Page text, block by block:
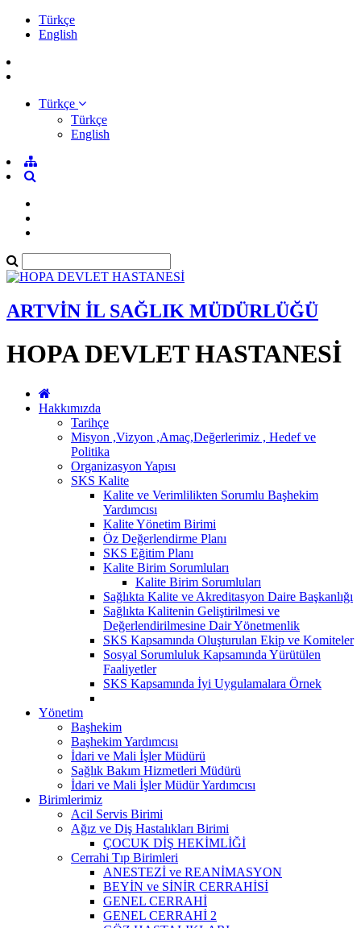
Türkçe
English
Türkçe
Türkçe
English
ARTVİN İL SAĞLIK MÜDÜRLÜĞÜ
HOPA DEVLET HASTANESİ
Hakkımızda
Tarihçe
Misyon ,Vizyon ,Amaç,Değerlerimiz , Hedef ve
Politika
Organizasyon Yapısı
SKS Kalite
Kalite ve Verimlilikten Sorumlu Başhekim
Yardımcısı
Kalite Yönetim Birimi
Öz Değerlendirme Planı
SKS Eğitim Planı
Kalite Birim Sorumluları
Kalite Birim Sorumluları
Sağlıkta Kalite ve Akreditasyon Daire Başkanlığı
Sağlıkta Kalitenin Geliştirilmesi ve
Değerlendirilmesine Dair Yönetmenlik
SKS Kapsamında Oluşturulan Ekip ve Komiteler
Sosyal Sorumluluk Kapsamında Yürütülen
Faaliyetler
SKS Kapsamında İyi Uygulamalara Örnek
Yönetim
Başhekim
Başhekim Yardımcısı
İdari ve Mali İşler Müdürü
Sağlık Bakım Hizmetleri Müdürü
İdari ve Mali İşler Müdür Yardımcısı
Birimlerimiz
Acil Servis Birimi
Ağız ve Diş Hastalıkları Birimi
ÇOCUK DİŞ HEKİMLİĞİ
Cerrahi Tıp Birimleri
ANESTEZİ ve REANİMASYON
BEYİN ve SİNİR CERRAHİSİ
GENEL CERRAHİ
GENEL CERRAHİ 2